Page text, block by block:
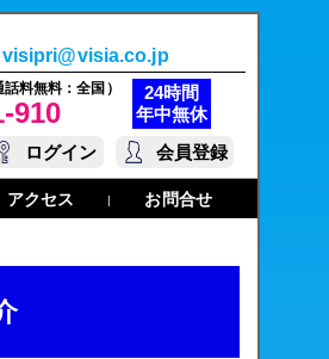
visipri@visia.co.jp
料無料：全国）
910
24時間
年中無休
ログイン 会員登録
アクセス | お問合せ